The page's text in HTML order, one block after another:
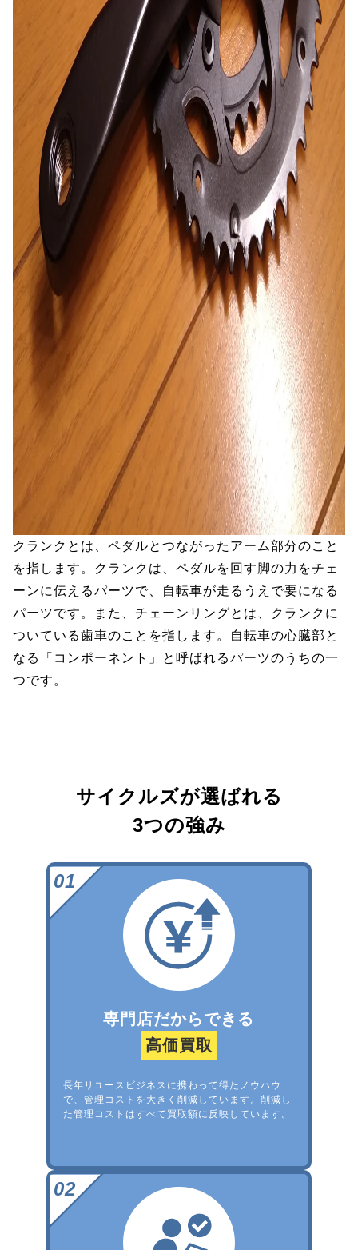
クランクとは、ペダルとつながったアーム部分のこと
を指します。クランクは、ペダルを回す脚の力をチェ
ーンに伝えるパーツで、自転車が走るうえで要になる
パーツです。また、チェーンリングとは、クランクに
ついている歯車のことを指します。自転車の心臓部と
なる「コンポーネント」と呼ばれるパーツのうちの一
つです。
サイクルズが選ばれる
3つの強み
専門店だからできる
高価買取
長年リユースビジネスに携わって得たノウハウ
で、管理コストを大きく削減しています。削減し
た管理コストはすべて買取額に反映しています。